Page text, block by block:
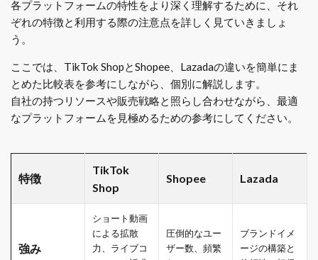
各プラットフォームの特性をより深く理解するために、それ
ぞれの特徴と利用する際の注意点を詳しく見ていきましょ
う。
ここでは、TikTok ShopとShopee、Lazadaの違いを簡単にま
とめた比較表を参考にしながら、個別に解説します。
自社の持つリソースや販売戦略と照らし合わせながら、最適
なプラットフォームを見極めるための参考にしてください。
特徴
TikTok
Shop
Shopee Lazada
強み
ショート動画
による拡散
力、ライブコ
圧倒的なユー
ザー数、頻繁
ブランドイメ
ージの構築と